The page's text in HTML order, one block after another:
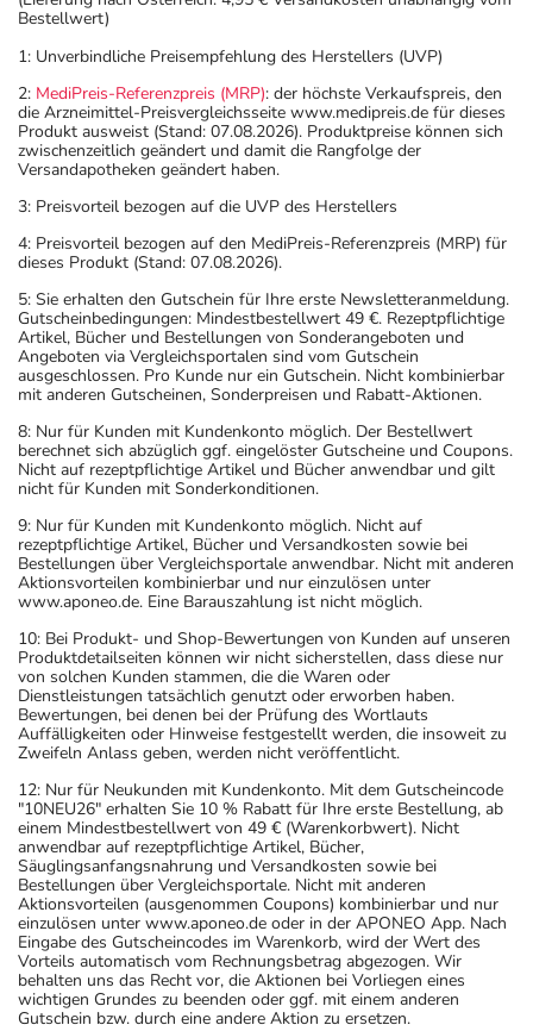
Bestellwert)
1: Unverbindliche Preisempfehlung des Herstellers (UVP)
2: MediPreis-Referenzpreis (MRP): der höchste Verkaufspreis, den
die Arzneimittel-Preisvergleichsseite www.medipreis.de für dieses
Produkt ausweist (Stand: 07.08.2026). Produktpreise können sich
zwischenzeitlich geändert und damit die Rangfolge der
Versandapotheken geändert haben.
3: Preisvorteil bezogen auf die UVP des Herstellers
4: Preisvorteil bezogen auf den MediPreis-Referenzpreis (MRP) für
dieses Produkt (Stand: 07.08.2026).
5: Sie erhalten den Gutschein für Ihre erste Newsletteranmeldung.
Gutscheinbedingungen: Mindestbestellwert 49 €. Rezeptpflichtige
Artikel, Bücher und Bestellungen von Sonderangeboten und
Angeboten via Vergleichsportalen sind vom Gutschein
ausgeschlossen. Pro Kunde nur ein Gutschein. Nicht kombinierbar
mit anderen Gutscheinen, Sonderpreisen und Rabatt-Aktionen.
8: Nur für Kunden mit Kundenkonto möglich. Der Bestellwert
berechnet sich abzüglich ggf. eingelöster Gutscheine und Coupons.
Nicht auf rezeptpflichtige Artikel und Bücher anwendbar und gilt
nicht für Kunden mit Sonderkonditionen.
9: Nur für Kunden mit Kundenkonto möglich. Nicht auf
rezeptpflichtige Artikel, Bücher und Versandkosten sowie bei
Bestellungen über Vergleichsportale anwendbar. Nicht mit anderen
Aktionsvorteilen kombinierbar und nur einzulösen unter
www.aponeo.de. Eine Barauszahlung ist nicht möglich.
10: Bei Produkt- und Shop-Bewertungen von Kunden auf unseren
Produktdetailseiten können wir nicht sicherstellen, dass diese nur
von solchen Kunden stammen, die die Waren oder
Dienstleistungen tatsächlich genutzt oder erworben haben.
Bewertungen, bei denen bei der Prüfung des Wortlauts
Auffälligkeiten oder Hinweise festgestellt werden, die insoweit zu
Zweifeln Anlass geben, werden nicht veröffentlicht.
12: Nur für Neukunden mit Kundenkonto. Mit dem Gutscheincode
"10NEU26" erhalten Sie 10 % Rabatt für Ihre erste Bestellung, ab
einem Mindestbestellwert von 49 € (Warenkorbwert). Nicht
anwendbar auf rezeptpflichtige Artikel, Bücher,
Säuglingsanfangsnahrung und Versandkosten sowie bei
Bestellungen über Vergleichsportale. Nicht mit anderen
Aktionsvorteilen (ausgenommen Coupons) kombinierbar und nur
einzulösen unter www.aponeo.de oder in der APONEO App. Nach
Eingabe des Gutscheincodes im Warenkorb, wird der Wert des
Vorteils automatisch vom Rechnungsbetrag abgezogen. Wir
behalten uns das Recht vor, die Aktionen bei Vorliegen eines
wichtigen Grundes zu beenden oder ggf. mit einem anderen
Gutschein bzw. durch eine andere Aktion zu ersetzen.